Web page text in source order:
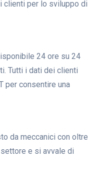
clienti per lo sviluppo di
24 ore su 24
Tutti i dati dei clienti
per consentire una
da meccanici con oltre
e si avvale di